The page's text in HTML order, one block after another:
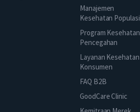
Manajemen
Kesehatan Populasi
Program Kesehatan
Pencegahan
Layanan Kesehatan
Konsumen
FAQ B2B
GoodCare Clinic